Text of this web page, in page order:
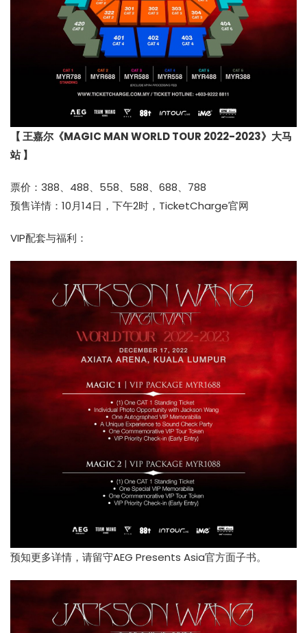
【 王嘉尔《MAGIC MAN WORLD TOUR 2022-2023》大马
站 】
票价：388、488、558、588、688、788
预售详情：10月14日，下午2时， TicketCharge官网
VIP配套与福利：
预知更多详情，请留守AEG Presents Asia官方面子书。